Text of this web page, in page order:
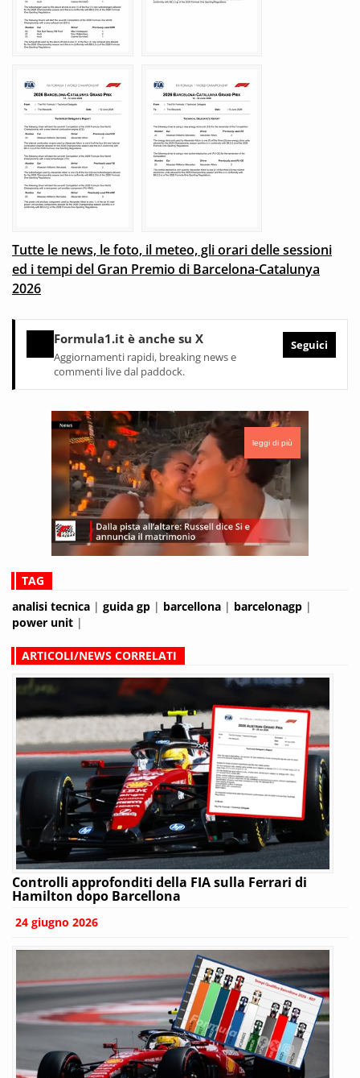
Tutte le news, le foto, il meteo, gli orari delle sessioni
ed i tempi del Gran Premio di Barcelona-Catalunya
2026
Formula1.it è anche su X
Aggiornamenti rapidi, breaking news e
commenti live dal paddock.
Seguici
leggi di più
TAG
analisi tecnica | guida gp | barcellona | barcelonagp |
power unit |
ARTICOLI/NEWS CORRELATI
Controlli approfonditi della FIA sulla Ferrari di
Hamilton dopo Barcellona
24 giugno 2026